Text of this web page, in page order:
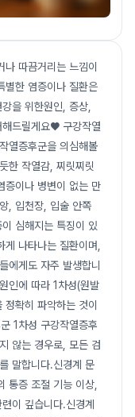
따끔거리는 느낌이
별한 염증이나 질환은
을 위한원인, 증상,
해드릴게요♥ 구강작열
열증후군을 의심해볼
한 작열감, 찌릿찌릿
증이나 병변이 없는 만
, 입천장, 입술 안쪽
심해지는 특징이 있
나타나는 질환이며,
에게도 자주 발생합니
인에 따라 1차성(원발
확히 파악하는 것이
1차성 구강작열증후
않는 경우로, 모든 검
말합니다.신경계 문
통증 조절 기능 이상,
이 깊습니다.신경계